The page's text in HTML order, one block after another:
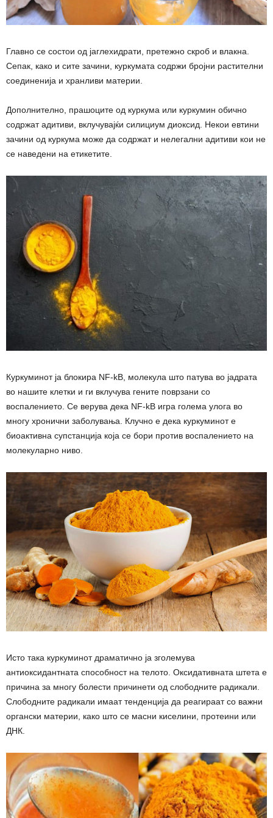
Главно се состои од јаглехидрати, претежно скроб и влакна.
Сепак, како и сите зачини, куркумата содржи бројни растителни
соединенија и хранливи материи.
Дополнително, прашоците од куркума или куркумин обично
содржат адитиви, вклучувајќи силициум диоксид. Некои евтини
зачини од куркума може да содржат и нелегални адитиви кои не
се наведени на етикетите.
Куркуминот ја блокира NF-kB, молекула што патува во јадрата
во нашите клетки и ги вклучува гените поврзани со
воспалението. Се верува дека NF-kB игра голема улога во
многу хронични заболувања. Клучно е дека куркуминот е
биоактивна супстанција која се бори против воспалението на
молекуларно ниво.
Исто така куркуминот драматично ја зголемува
антиоксидантната способност на телото. Оксидативната штета е
причина за многу болести причинети од слободните радикали.
Слободните радикали имаат тенденција да реагираат со важни
органски материи, како што се масни киселини, протеини или
ДНК.